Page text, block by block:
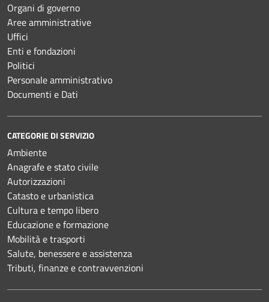
Organi di governo
Aree amministrative
Uffici
Enti e fondazioni
Politici
Personale amministrativo
Documenti e Dati
CATEGORIE DI SERVIZIO
Ambiente
Anagrafe e stato civile
Autorizzazioni
Catasto e urbanistica
Cultura e tempo libero
Educazione e formazione
Mobilità e trasporti
Salute, benessere e assistenza
Tributi, finanze e contravvenzioni